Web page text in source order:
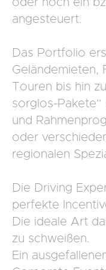
oder noch ein
angesteuert.
Das Portfolio
Geländemieten,
Touren bis hin
sorglos-
und
oder
regionalen
Die Driving
perfekte
Die ideale Art
zu schweißen.
Ein